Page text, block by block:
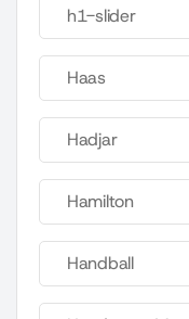
h1-slider
Haas
Hadjar
Hamilton
Handball